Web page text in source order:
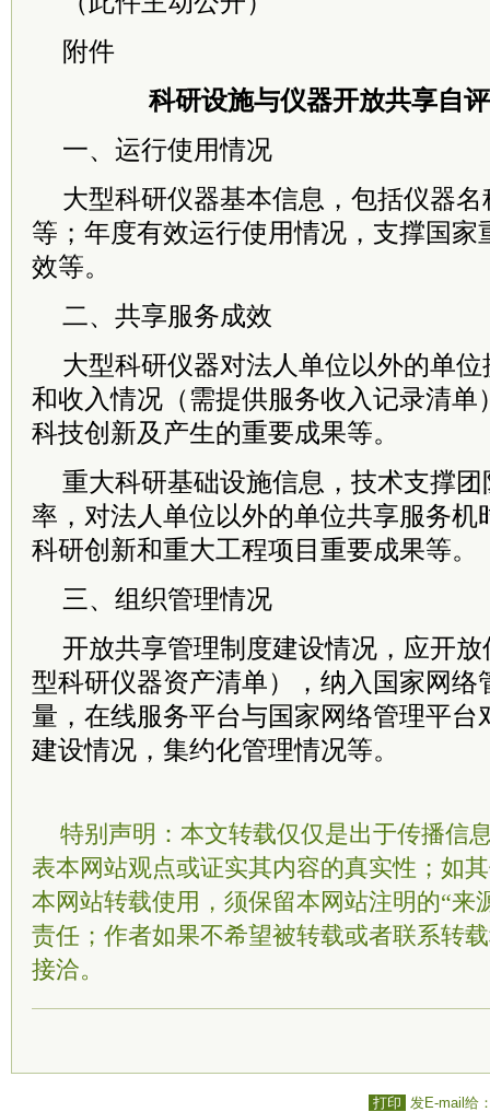
附件
科研设施与仪器开放共享自
一、运行使用情况
大型科研仪器基本信息，包括仪器
等；年度有效运行使用情况，支撑国家
效等。
二、共享服务成效
大型科研仪器对法人单位以外的单
和收入情况（需提供服务收入记录清单
科技创新及产生的重要成果等。
重大科研基础设施信息，技术支撑
率，对法人单位以外的单位共享服务机
科研创新和重大工程项目重要成果等。
三、组织管理情况
开放共享管理制度建设情况，应开
型科研仪器资产清单），纳入国家网络
量，在线服务平台与国家网络管理平台
建设情况，集约化管理情况等。
特别声明：本文转载仅仅是出于传播信
表本网站观点或证实其内容的真实性；如
本网站转载使用，须保留本网站注明的“来
责任；作者如果不希望被转载或者联系转
接洽。
打印 发E-mail给